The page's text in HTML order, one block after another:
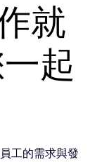
就
起
工的需求與發